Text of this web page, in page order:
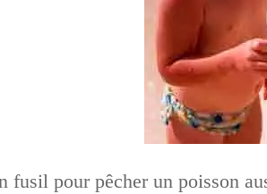
fusil pour pêcher un poisson